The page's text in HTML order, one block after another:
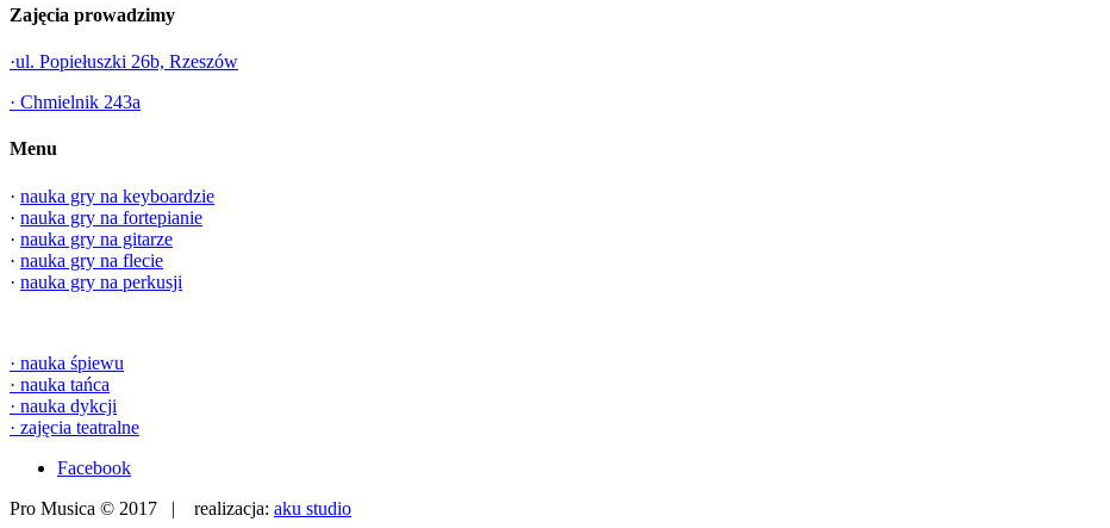
Zajęcia prowadzimy
·ul. Popiełuszki 26b, Rzeszów
· Chmielnik 243a
Menu
· nauka gry na keyboardzie
· nauka gry na fortepianie
· nauka gry na gitarze
· nauka gry na flecie
· nauka gry na perkusji
· nauka śpiewu
· nauka tańca
· nauka dykcji
· zajęcia teatralne
Facebook
Pro Musica © 2017 | realizacja: aku studio